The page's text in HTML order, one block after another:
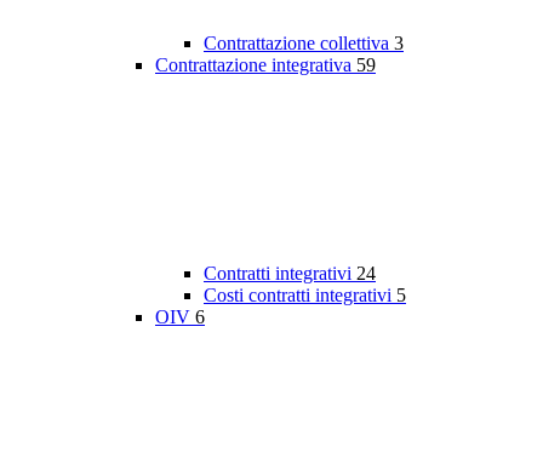
Contrattazione collettiva 3
Contrattazione integrativa 59
Contratti integrativi 24
Costi contratti integrativi 5
OIV 6